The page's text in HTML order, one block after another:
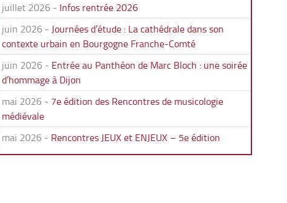
juillet 2026- Infos rentrée 2026
juin 2026- Journées d’étude : La cathédrale dans son
contexte urbain en Bourgogne Franche-Comté
juin 2026- Entrée au Panthéon de Marc Bloch : une soirée
d’hommage à Dijon
mai 2026- 7e édition des Rencontres de musicologie
médiévale
mai 2026- Rencontres JEUX et ENJEUX – 5e édition